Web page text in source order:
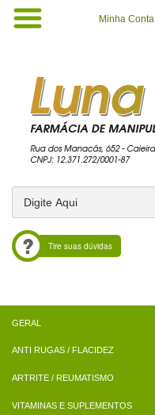
Minha Conta
Tire suas dúvidas
ANTI RUGAS / FLACIDEZ
ARTRITE / REUMATISMO
VITAMINAS E SUPLEMENTOS